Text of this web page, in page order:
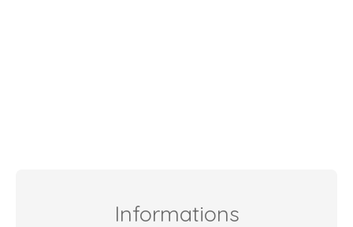
Informations